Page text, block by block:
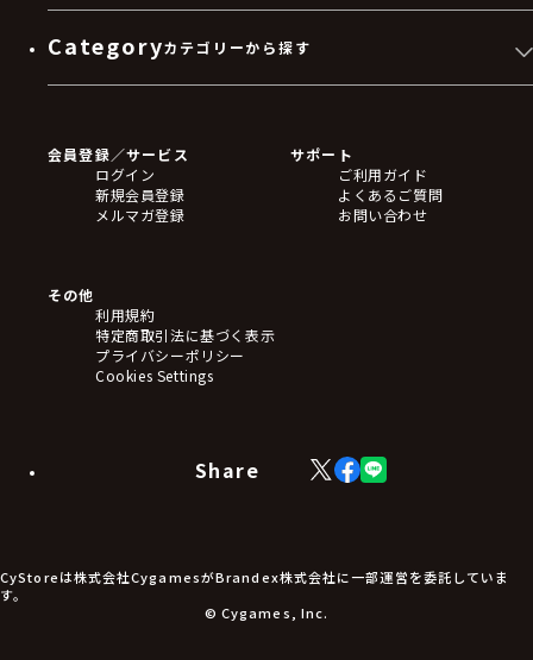
Categoryカテゴリーから探す
フィギュア
アクリルスタンド
バッジ
キーホルダー・ストラップ
ステッカー・シール・カード
タペストリー・ポスター
アームサポーター
ブレードホルダー
食品・飲料品
アパレル小物
アクセサリー
会員登録／サービス
ログイン
新規会員登録
メルマガ登録
サポート
ご利用ガイド
よくあるご質問
お問い合わせ
その他
利用規約
特定商取引法に基づく表示
プライバシーポリシー
Cookies Settings
Share
X
(Twitter)
Facebook
LINE
CyStoreは株式会社CygamesがBrandex株式会社に一部運営を委託していま
す。
© Cygames, Inc.